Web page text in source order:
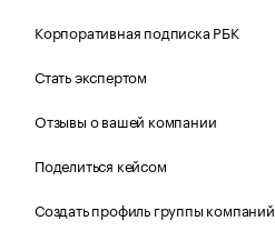
Корпоративная подписка РБК
Стать экспертом
Отзывы о вашей компании
Поделиться кейсом
Создать профиль группы компаний